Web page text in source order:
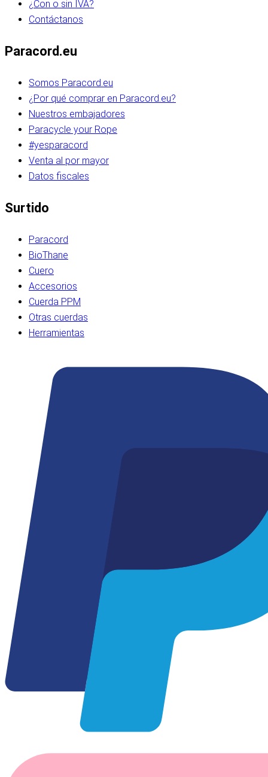
¿Con o sin IVA?
Contáctanos
Paracord.eu
Somos Paracord.eu
¿Por qué comprar en Paracord.eu?
Nuestros embajadores
Paracycle your Rope
#yesparacord
Venta al por mayor
Datos fiscales
Surtido
Paracord
BioThane
Cuero
Accesorios
Cuerda PPM
Otras cuerdas
Herramientas